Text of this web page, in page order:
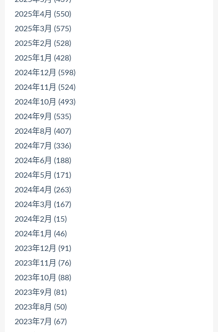
2025年4月 (550)
2025年3月 (575)
2025年2月 (528)
2025年1月 (428)
2024年12月 (598)
2024年11月 (524)
2024年10月 (493)
2024年9月 (535)
2024年8月 (407)
2024年7月 (336)
2024年6月 (188)
2024年5月 (171)
2024年4月 (263)
2024年3月 (167)
2024年2月 (15)
2024年1月 (46)
2023年12月 (91)
2023年11月 (76)
2023年10月 (88)
2023年9月 (81)
2023年8月 (50)
2023年7月 (67)